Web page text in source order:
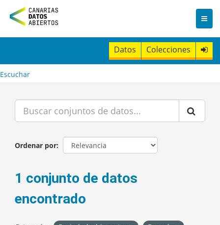
n
t
Datos Colecciones
Escuchar
Ordenar por
1 conjunto de datos
encontrado